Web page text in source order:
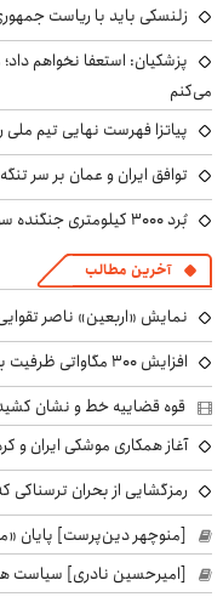
زلنسکی باید با ریاست
پزشکیان: استعفا نخواهم
می‌کنم
پیاتزا فهرست نهایی تیم ملی
توافق ایران و عمان بر سر
بُرد ۳۰۰۰ کیلومتری جنگنده سوخو-۳۰ با مخزن سوخت ۹.۶ تُنی
آخرین مطالب
نمایش «اربعین» ناصر
افزایش ۳۰۰ مگاواتی ظرفیت برق کرمانشاه بدون مصرف سوخت
قوه قضاییه خط و نشان
آغاز همکاری موشکی ایران و
رمزگشایی از بحران
[منوچهر دین‌پرست] پایان
[امیرحسین نادری] سیاست